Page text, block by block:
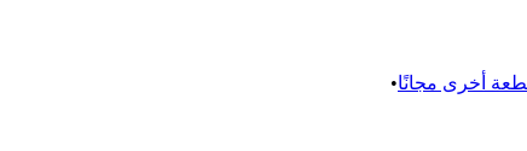
أخرى مجانًا